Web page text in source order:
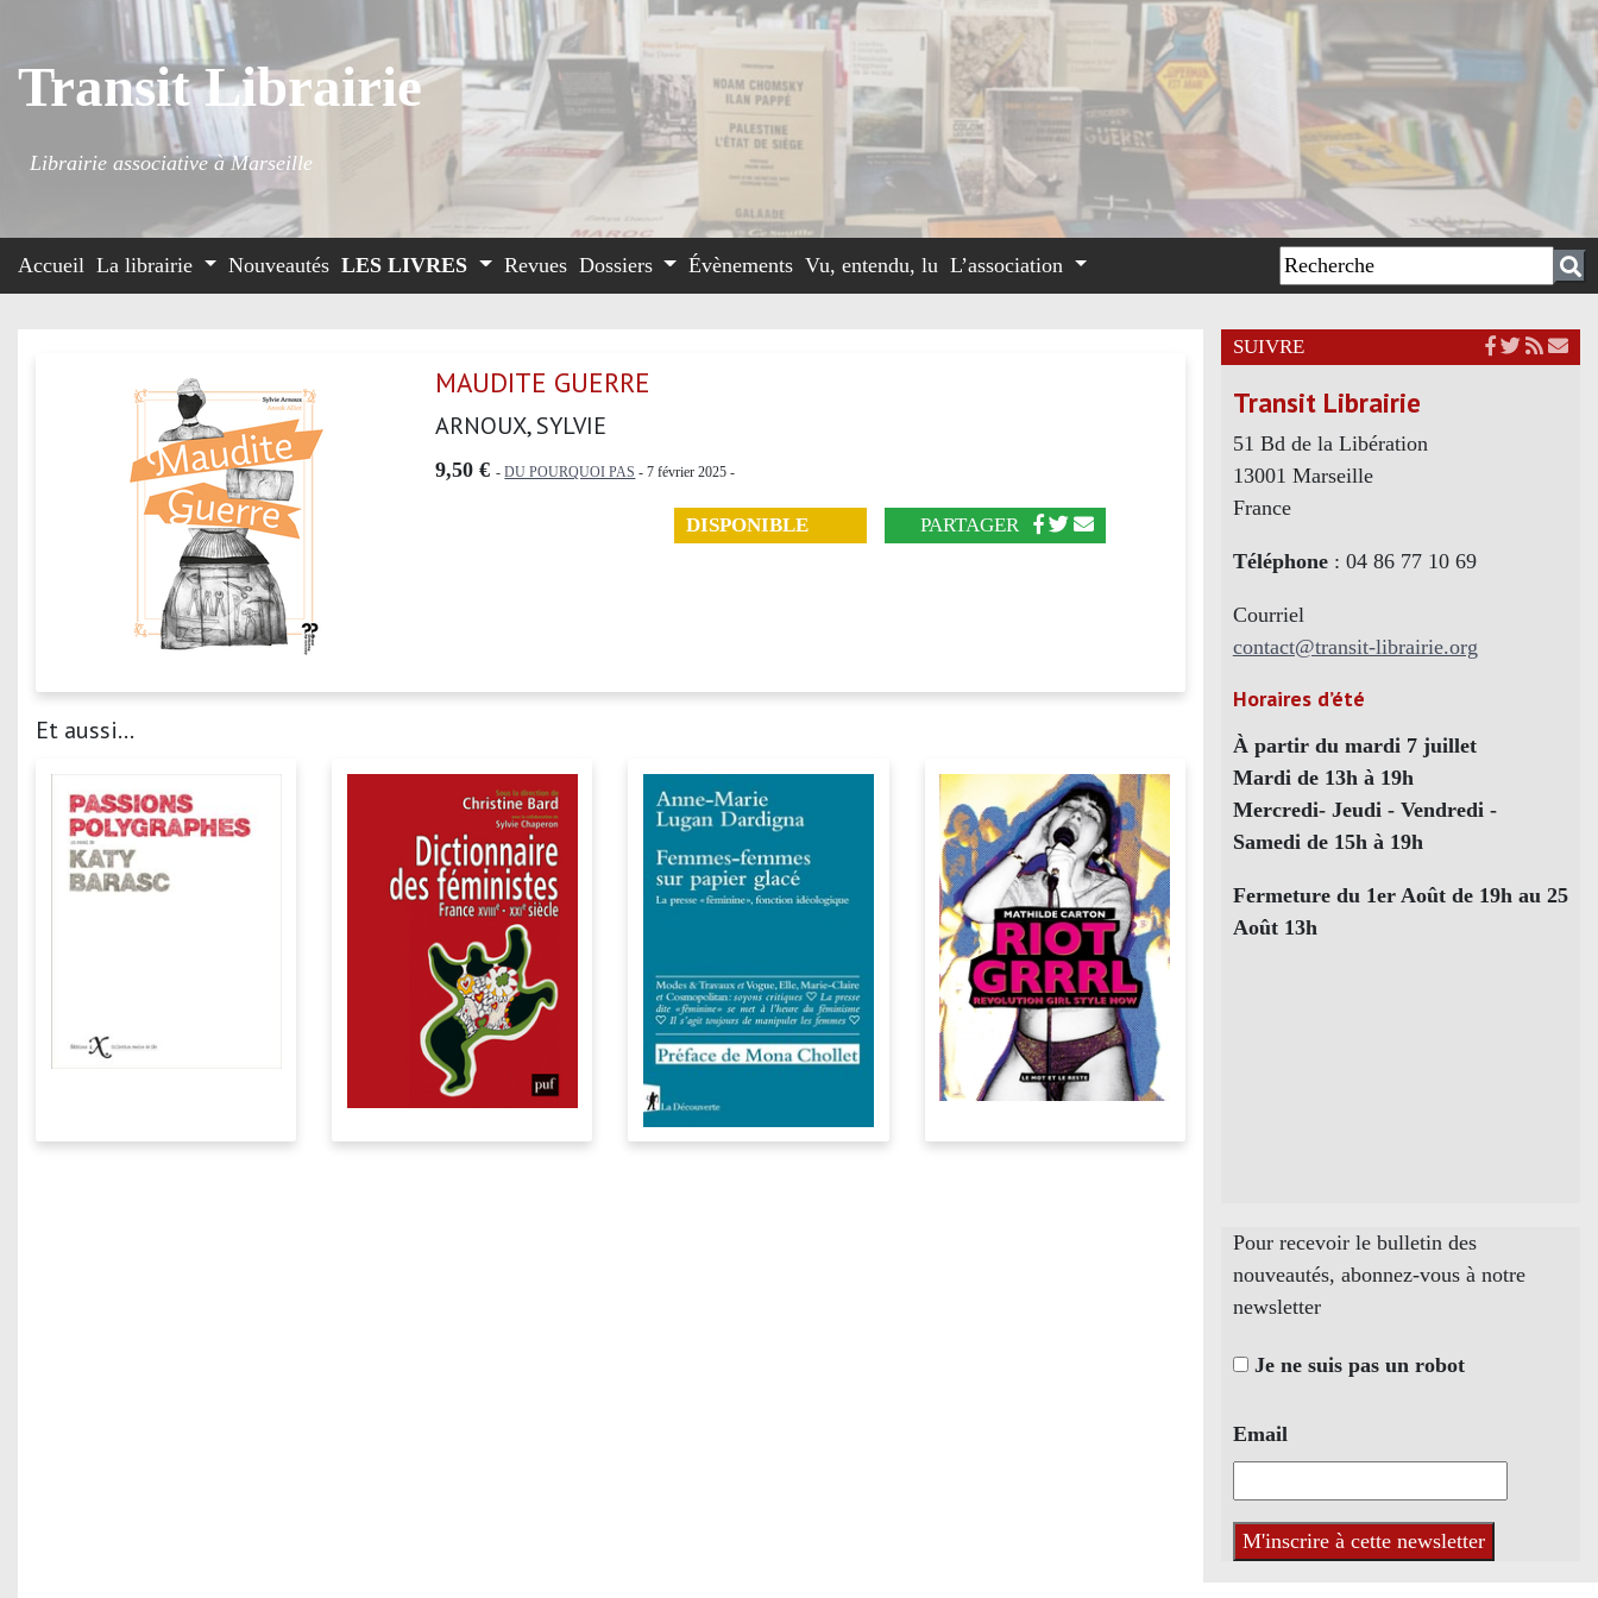
Transit Librairie
Librairie associative à Marseille
Accueil La librairie Nouveautés LES LIVRES Revues Dossiers Évènements Vu, entendu, lu L’association
MAUDITE GUERRE
ARNOUX, SYLVIE
9,50 € -DU POURQUOI PAS - 7 février 2025 -
DISPONIBLE PARTAGER
Et aussi...
SUIVRE
Transit Librairie
51 Bd de la Libération
13001 Marseille
France
Téléphone: 04 86 77 10 69
Courriel
contact@transit-librairie.org
Horaires d’été
À partir du mardi 7 juillet
Mardi de 13h à 19h
Mercredi- Jeudi - Vendredi -
Samedi de 15h à 19h
Fermeture du 1er Août de 19h au 25
Août 13h
Pour recevoir le bulletin des
nouveautés, abonnez-vous à notre
newsletter
Je ne suis pas un robot
Email